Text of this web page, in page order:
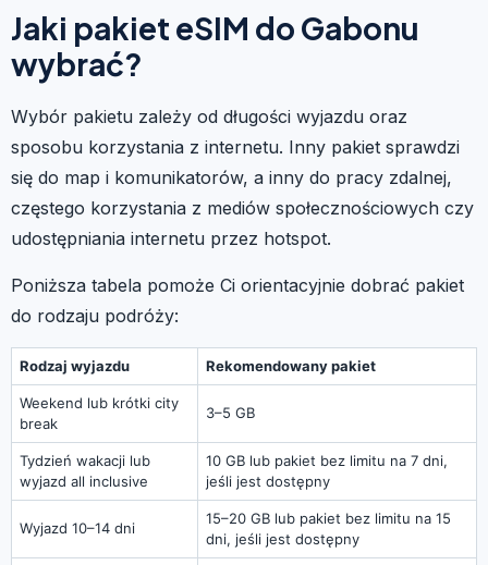
Jaki pakiet eSIM do Gabonu
wybrać?
Wybór pakietu zależy od długości wyjazdu oraz
sposobu korzystania z internetu. Inny pakiet sprawdzi
się do map i komunikatorów, a inny do pracy zdalnej,
częstego korzystania z mediów społecznościowych czy
udostępniania internetu przez hotspot.
Poniższa tabela pomoże Ci orientacyjnie dobrać pakiet
do rodzaju podróży:
Rodzaj wyjazdu Rekomendowany pakiet
Weekend lub krótki city
break
3–5 GB
Tydzień wakacji lub
wyjazd all inclusive
10 GB lub pakiet bez limitu na 7 dni,
jeśli jest dostępny
Wyjazd 10–14 dni
15–20 GB lub pakiet bez limitu na 15
dni, jeśli jest dostępny